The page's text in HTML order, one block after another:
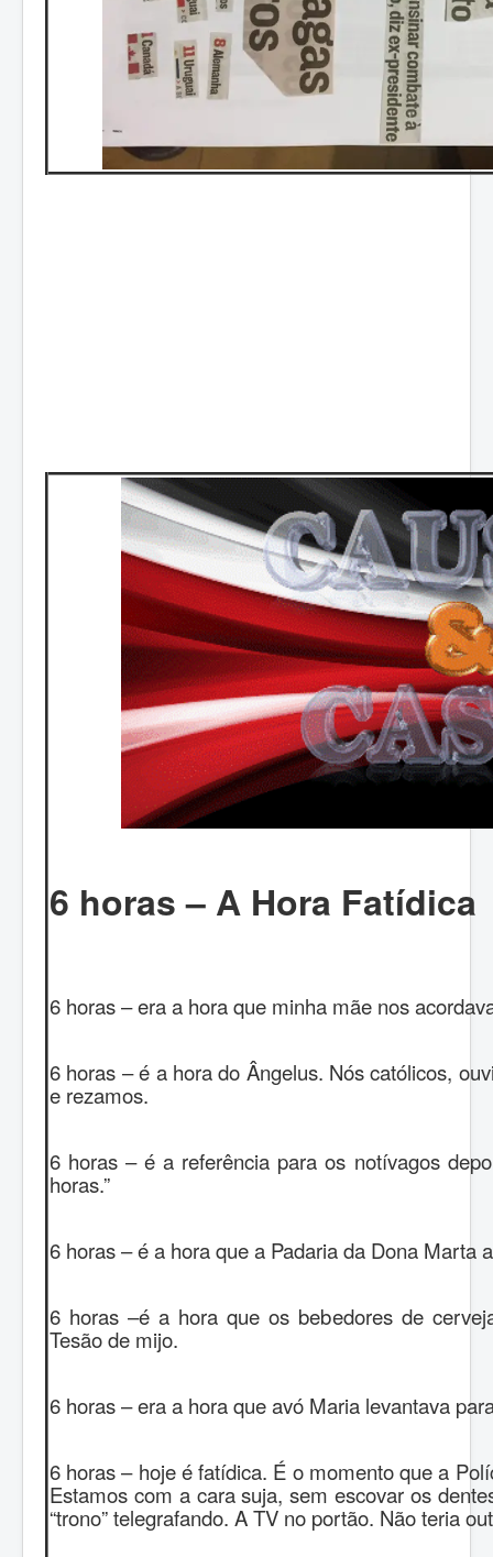
6 horas – A Hora Fatídica
6 horas – era a hora que minha mãe nos
6 horas – é a hora do Ângelus. Nós católicos,
e rezamos.
6 horas – é a referência para os notívagos
horas.”
6 horas – é a hora que a Padaria da Dona Marta
6 horas –é a hora que os bebedores de
Tesão de mijo.
6 horas – era a hora que avó Maria levantava
6 horas – hoje é fatídica. É o momento que a
Estamos com a cara suja, sem escovar os
“trono” telegrafando. A TV no portão. Não teria